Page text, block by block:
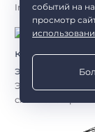
Impressa c5.
Электросхема
схема
событий на
просмотр